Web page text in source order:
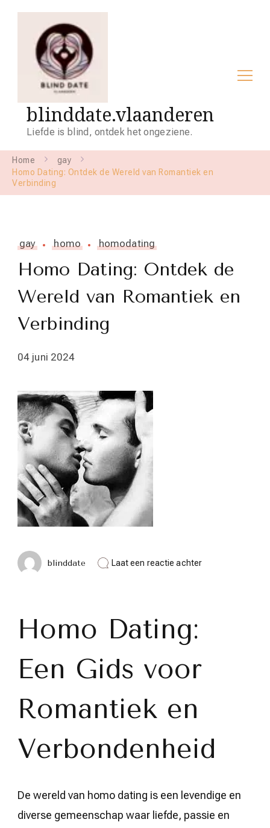
blinddate.vlaanderen
Liefde is blind, ontdek het ongeziene.
Home
gay
Homo Dating: Ontdek de Wereld van Romantiek en
Verbinding
gay homo homodating
Homo Dating: Ontdek de
Wereld van Romantiek en
Verbinding
04 juni 2024
blinddate Laat een reactie achterop
Homo Dating:
Een Gids voor
Romantiek en
Verbondenheid
De wereld van homo dating is een levendige en
diverse gemeenschap waar liefde, passie en